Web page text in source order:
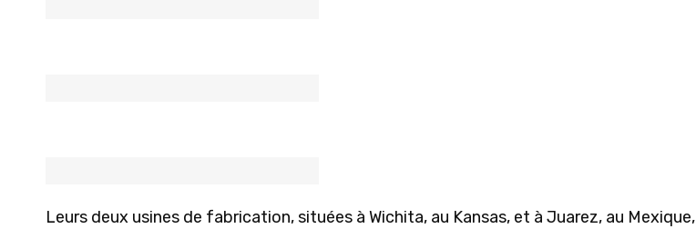
Leurs deux usines de fabrication, situées à Wichita, au Kansas, et à Juarez, au Mexique,